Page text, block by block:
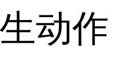
动作